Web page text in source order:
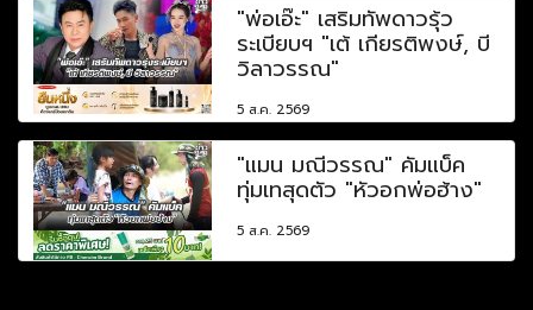
"พ่อเอ๊ะ" เสริมทัพดาวรุ้ว
ระเบียบฯ "เต้ เกียรติพงษ์, บี
วิลาวรรณ"
5 ส.ค. 2569
"แมน มณีวรรณ" คัมแบ็ค
ทุ่มเทสุดตัว "หัวอกพ่อฮ้าง"
5 ส.ค. 2569